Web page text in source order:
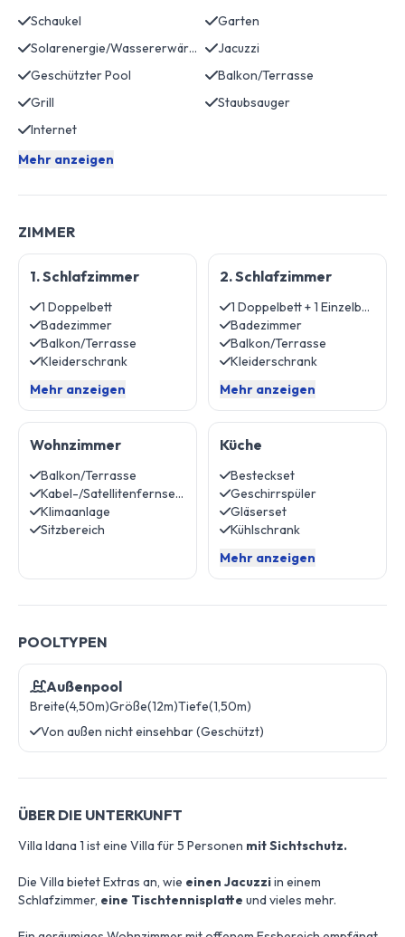
Schaukel
Garten
Solarenergie/Wassererwärmung
Jacuzzi
Geschützter Pool
Balkon/Terrasse
Grill
Staubsauger
Internet
Mehr anzeigen
ZIMMER
1. Schlafzimmer
1 Doppelbett
Badezimmer
Balkon/Terrasse
Kleiderschrank
Mehr anzeigen
2. Schlafzimmer
1 Doppelbett + 1 Einzelbett
Badezimmer
Balkon/Terrasse
Kleiderschrank
Mehr anzeigen
Wohnzimmer
Balkon/Terrasse
Kabel-/Satellitenfernsehen
Klimaanlage
Sitzbereich
Küche
Besteckset
Geschirrspüler
Gläserset
Kühlschrank
Mehr anzeigen
POOLTYPEN
Außenpool
Breite(4,50m)Größe(12m)Tiefe(1,50m)
Von außen nicht einsehbar (Geschützt)
ÜBER DIE UNTERKUNFT
Villa Idana 1 ist eine Villa für 5 Personen mit Sichtschutz.
Die Villa bietet Extras an, wie einen Jacuzziin einem
Schlafzimmer, eine Tischtennisplatte und vieles mehr.